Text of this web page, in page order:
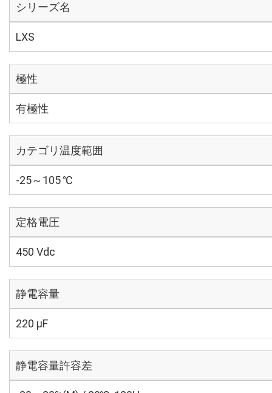
シリーズ名
LXS
極性
有極性
カテゴリ温度範囲
-25～105 ℃
定格電圧
450 Vdc
静電容量
220 µF
静電容量許容差